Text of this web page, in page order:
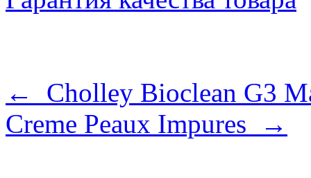
← Cholley Bioclean G3
Creme Peaux Impures →